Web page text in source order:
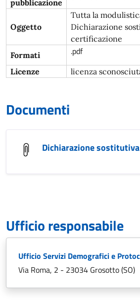
pubblicazione
Oggetto
Tutta la
Dichiarazione
certificazione
Formati
.pdf
Licenze licenza
Documenti
Dichiarazione
Ufficio responsabile
Ufficio Servizi Demografici e
Via Roma, 2 - 23034 Grosotto (SO)